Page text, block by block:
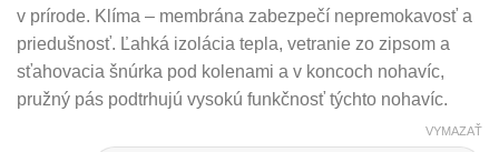
v prírode. Klíma – membrána zabezpečí nepremokavosť a
priedušnosť. Ľahká izolácia tepla, vetranie zo zipsom a
sťahovacia šnúrka pod kolenami a v koncoch nohavíc,
pružný pás podtrhujú vysokú funkčnosť týchto nohavíc.
VYMAZAŤ